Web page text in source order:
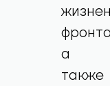
а
также